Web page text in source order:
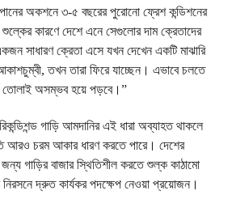
অকশনে ৩-৫ বছরের পুরোনো ফ্রেশ কন্ডিশনের
কারণে দেশে এনে সেগুলোর দাম ক্রেতাদের
সাধারণ ক্রেতা এসে যখন দেখেন একটি মাঝারি
আকাশচুম্বী, তখন তারা ফিরে যাচ্ছেন। এভাবে চলতে
তোলাই অসম্ভব হয়ে পড়বে।”
গাড়ি আমদানির এই ধারা অব্যাহত থাকলে
আরও চরম আকার ধারণ করতে পারে। দেশের
গাড়ির বাজার স্থিতিশীল করতে শুল্ক কাঠামো
নিরসনে দ্রুত কার্যকর পদক্ষেপ নেওয়া প্রয়োজন।